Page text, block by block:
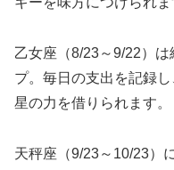
乙女座（8/23～9/22）
プ。毎日の支出を記録
星の力を借りられます。
天秤座（9/23～10/23）